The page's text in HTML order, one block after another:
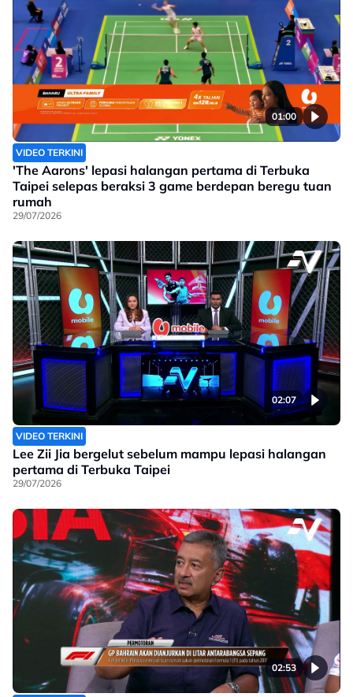
01:00
VIDEO TERKINI
'The Aarons' lepasi halangan pertama di Terbuka
Taipei selepas beraksi 3 game berdepan beregu tuan
rumah
29/07/2026
02:07
VIDEO TERKINI
Lee Zii Jia bergelut sebelum mampu lepasi halangan
pertama di Terbuka Taipei
29/07/2026
02:53